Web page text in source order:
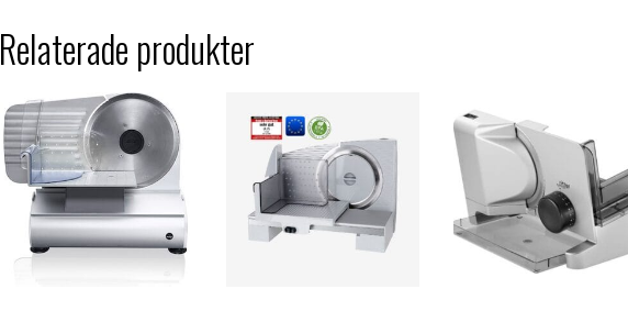
Relaterade produkter